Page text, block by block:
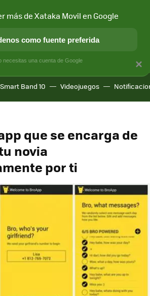
Y SOCIEDAD APLICACIONES
Band 10 Videojuegos
que se encarga de
novia
por ti
×
más de Xataka Movil en Google
como fuente preferida
necesitas una cuenta de Google